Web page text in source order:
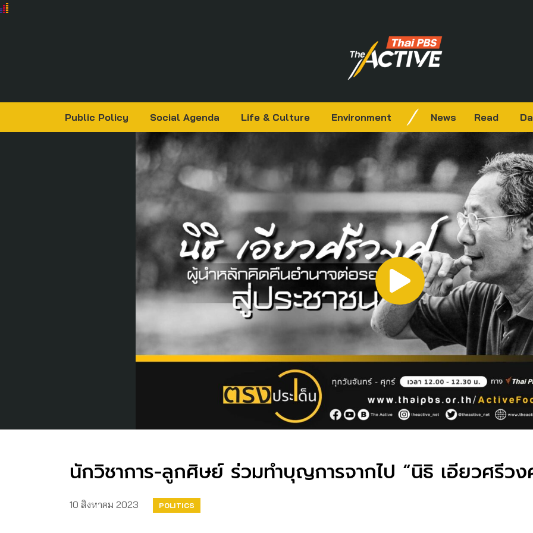
Public Policy Social Agenda Life & Culture Environment News Read
นักวิชาการ-ลูกศิษย์ ร่วมทำบุญการจากไป “นิธิ เอียวศรีวง
10 สิงหาคม 2023 POLITICS